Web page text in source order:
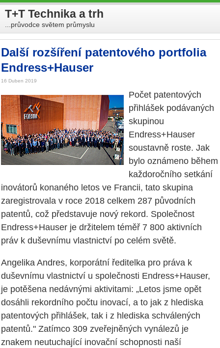
T+T Technika a trh
...průvodce světem průmyslu
Další rozšíření patentového portfolia
Endress+Hauser
16 Duben 2019
Počet patentových
přihlášek podávaných
skupinou
Endress+Hauser
soustavně roste. Jak
bylo oznámeno během
každoročního setkání
inovátorů konaného letos ve Francii, tato skupina
zaregistrovala v roce 2018 celkem 287 původních
patentů, což představuje nový rekord. Společnost
Endress+Hauser je držitelem téměř 7 800 aktivních
práv k duševnímu vlastnictví po celém světě.
Angelika Andres, korporátní ředitelka pro práva k
duševnímu vlastnictví u společnosti Endress+Hauser,
je potěšena nedávnými aktivitami: „Letos jsme opět
dosáhli rekordního počtu inovací, a to jak z hlediska
patentových přihlášek, tak i z hlediska schválených
patentů." Zatímco 309 zveřejněných vynálezů je
znakem neutuchající inovační schopnosti naší